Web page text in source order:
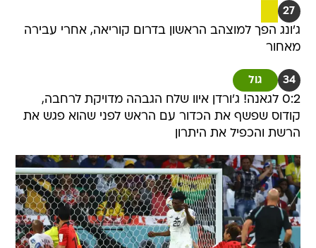
27
ג'ונג הפך למוצהב הראשון בדרום קוריאה, אחרי עבירה
מאחור
34 גול
0:2 לגאנה! ג'ורדן איוו שלח הגבהה מדויקת לרחבה,
קודוס שפשף את הכדור עם הראש לפני שהוא פגש את
הרשת והכפיל את היתרון